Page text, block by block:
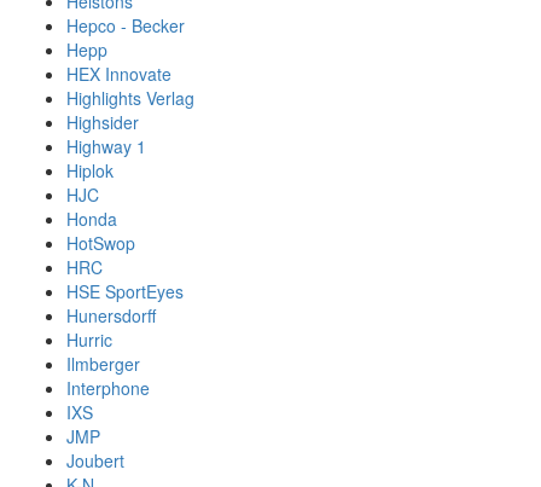
Hepco - Becker
Hepp
HEX Innovate
Highlights Verlag
Highsider
Highway 1
Hiplok
HJC
Honda
HotSwop
HRC
HSE SportEyes
Hunersdorff
Hurric
Ilmberger
Interphone
IXS
JMP
Joubert